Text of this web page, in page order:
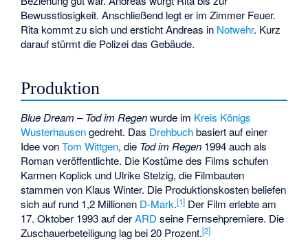
Bewusstlosigkeit. Anschließend legt er im Zimmer Feuer.
Rita kommt zu sich und ersticht Andreas in Notwehr. Kurz
darauf stürmt die Polizei das Gebäude.
Produktion
Blue Dream – Tod im Regenwurde im Kreis Königs
Wusterhausengedreht. Das Drehbuchbasiert auf einer
Idee vonTom Wittgen, die Tod im Regen 1994 auch als
Roman veröffentlichte. Die Kostüme des Films schufen
Karmen Koplick und Ulrike Stelzig, die Filmbauten
stammen von Klaus Winter. Die Produktionskosten beliefen
sich auf rund 1,2 Millionen D-Mark.[1] Der Film erlebte am
17. Oktober 1993 auf derARD seine Fernsehpremiere. Die
Zuschauerbeteiligung lag bei 20 Prozent.[2]